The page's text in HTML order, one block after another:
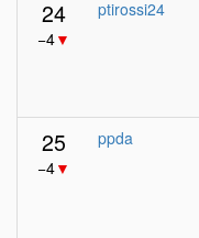
24
−4▼
ptirossi24
25
−4▼
ppda